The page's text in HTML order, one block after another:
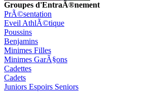
Groupes d'EntraÃ®nement
PrÃ©sentation
Eveil AthlÃ©tique
Poussins
Benjamins
Minimes Filles
Minimes GarÃ§ons
Cadettes
Cadets
Juniors Espoirs Seniors